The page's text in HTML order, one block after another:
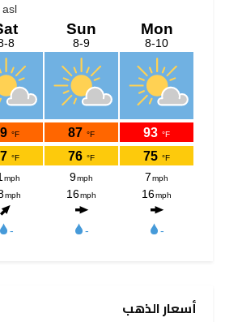
أسعار الذهب